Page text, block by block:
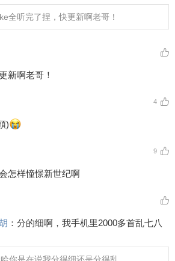
全听完了捏，快更新啊老哥！
新啊老哥！
4
)
9
怎样憧憬新世纪啊
： 分的细啊，我手机里2000多首乱七八
你是在说我分得细还是分得乱